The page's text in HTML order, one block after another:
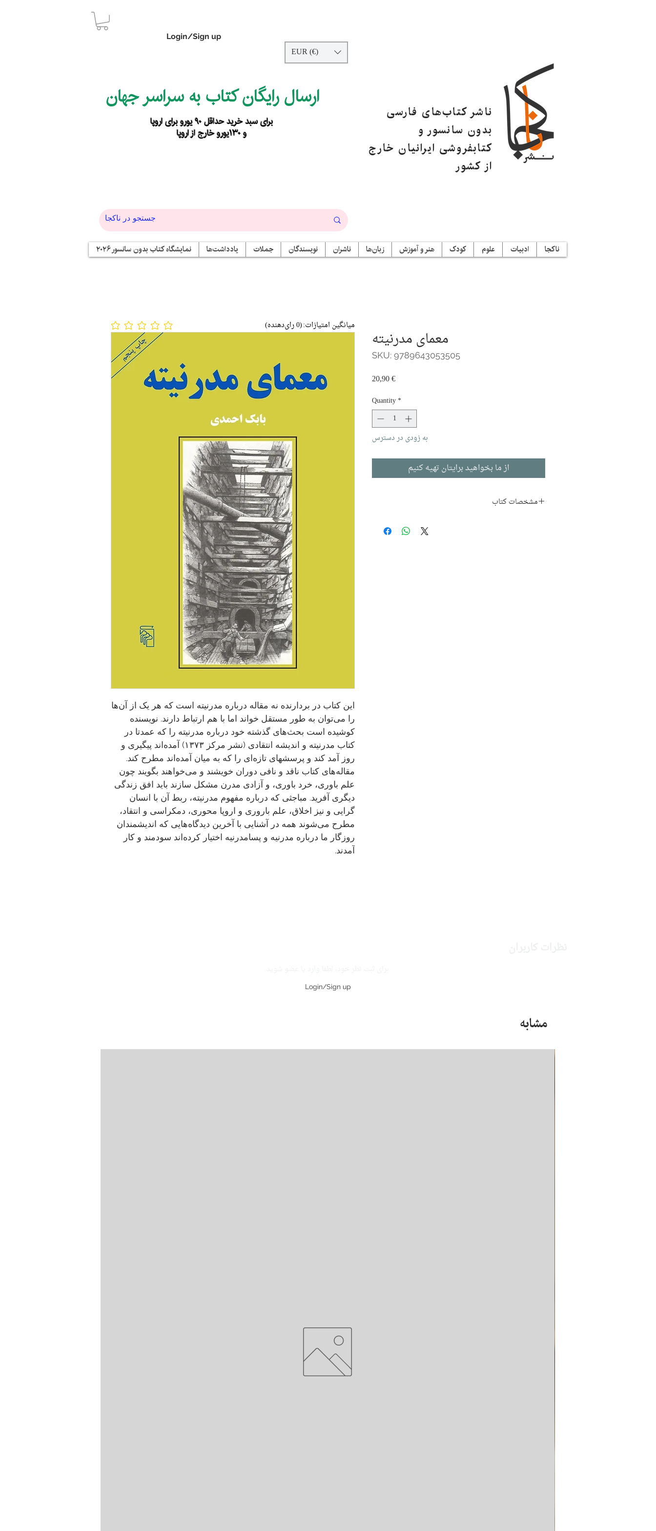
Login/Sign up
EUR (€)
ارسال رایگان کتاب به سراسر جهان
برای سبد خرید حداقل ۹۰ یورو برای اروپا
و ۱۳۰یورو خارج از اروپا
ناشر کتاب‌های فارسی
بدون سانسور و
کتابفروشی ایرانیان خارج
از کشور
ناکجا ادبیات علوم کودک هنر و آموزش زبان‌ها ناشران نویسندگان جملات یادداشت‌ها نمایشگاه کتاب بدون سانسور ۲۰۲۶
این کتاب در بردارنده نه مقاله درباره مدرنیته است که هر یک از آن‌ها
را می‌توان به طور مستقل خواند اما با هم ارتباط دارند. نویسنده
کوشیده است بحث‌های گذشته خود درباره مدرنیته را که عمدتا در
کتاب مدرنیته و اندیشه انتقادی (نشر مرکز ۱۳۷۳) آمده‌اند پیگیری و
روز آمد کند و پرسشهای تازه‌ای را که به میان آمده‌اند مطرح کند.
مقاله‌های کتاب ناقد و نافی دوران خویشند و می‌خواهند بگویند چون
علم باوری، خرد باوری، و آزادی مدرن مشکل سازند باید افق زندگی
دیگری آفرید. مباجثی که درباره مفهوم مدرنیته، ربط آن با انسان
گرایی و نیز اخلاق، علم باروری و اروپا محوری، دمکراسی و انتقاد،
مطرح می‌شوند همه در آشنایی با آخرین دیدگاه‌هایی که اندیشمندان
روزگار ما درباره مدرنیه و پسامدرنیه اختیار کرده‌اند سودمند و کار
آمدند.
معمای مدرنیته
SKU: 9789643053505
20,90 €Price
Quantity*
به زودی در دسترس
از ما بخواهید برایتان تهیه کنیم
مشخصات کتاب
No ratings yet میانگین امتیازات:(0 رای‌دهنده)
Login/Sign up
مشابه